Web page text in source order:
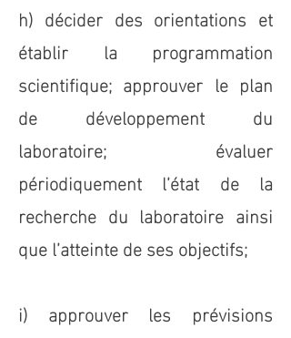
h) décider des orientations et
établir la programmation
scientifique; approuver le plan
de développement du
laboratoire; évaluer
périodiquement l’état de la
recherche du laboratoire ainsi
que l’atteinte de ses objectifs;
i) approuver les prévisions